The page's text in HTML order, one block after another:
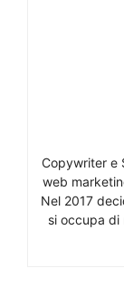
Copywriter e
web
Nel 2017
si occupa di